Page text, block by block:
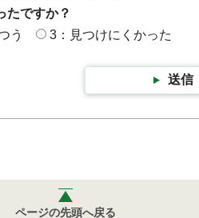
たですか？
う 3：見つけにくかった
送信
ページの先頭へ戻る